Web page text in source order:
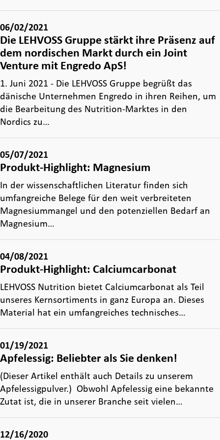
06/02/2021
Die LEHVOSS Gruppe stärkt ihre Präsenz auf
dem nordischen Markt durch ein Joint
Venture mit Engredo ApS!
1. Juni 2021 - Die LEHVOSS Gruppe begrüßt das
dänische Unternehmen Engredo in ihren Reihen, um
die Bearbeitung des Nutrition-Marktes in den
Nordics zu…
05/07/2021
Produkt-Highlight: Magnesium
In der wissenschaftlichen Literatur finden sich
umfangreiche Belege für den weit verbreiteten
Magnesiummangel und den potenziellen Bedarf an
Magnesium…
04/08/2021
Produkt-Highlight: Calciumcarbonat
LEHVOSS Nutrition bietet Calciumcarbonat als Teil
unseres Kernsortiments in ganz Europa an. Dieses
Material hat ein umfangreiches technisches…
01/19/2021
Apfelessig: Beliebter als Sie denken!
(Dieser Artikel enthält auch Details zu unserem
Apfelessigpulver.) Obwohl Apfelessig eine bekannte
Zutat ist, die in unserer Branche seit vielen…
12/16/2020